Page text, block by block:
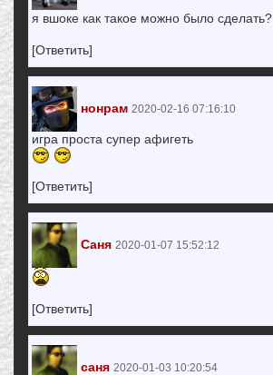
я вшоке как такое можно было сделать?
[Ответить]
нонрам 2020-02-16 07:16:10
игра проста супер афигеть
[Ответить]
Саня 2020-01-07 15:52:12
[Ответить]
саня 2020-01-03 10:20:54